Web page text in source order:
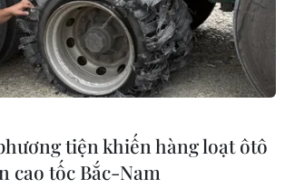
tiện khiến hàng loạt ôtô
cao tốc Bắc-Nam